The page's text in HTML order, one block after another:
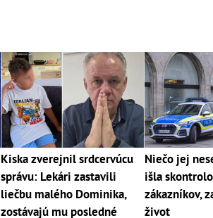
Kiska zverejnil srdcervúcu
správu: Lekári zastavili
liečbu malého Dominika,
zostávajú mu posledné
Niečo jej
išla
zákazníkov,
život